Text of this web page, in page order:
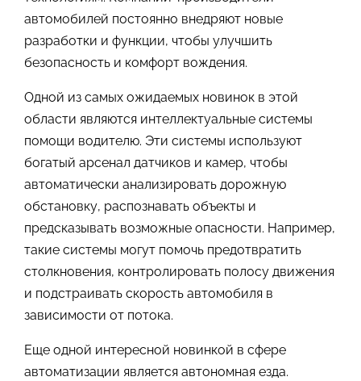
автомобилей постоянно внедряют новые
разработки и функции, чтобы улучшить
безопасность и комфорт вождения.
Одной из самых ожидаемых новинок в этой
области являются интеллектуальные системы
помощи водителю. Эти системы используют
богатый арсенал датчиков и камер, чтобы
автоматически анализировать дорожную
обстановку, распознавать объекты и
предсказывать возможные опасности. Например,
такие системы могут помочь предотвратить
столкновения, контролировать полосу движения
и подстраивать скорость автомобиля в
зависимости от потока.
Еще одной интересной новинкой в сфере
автоматизации является автономная езда.